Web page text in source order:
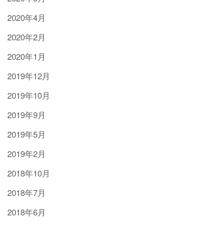
2020年4月
2020年2月
2020年1月
2019年12月
2019年10月
2019年9月
2019年5月
2019年2月
2018年10月
2018年7月
2018年6月